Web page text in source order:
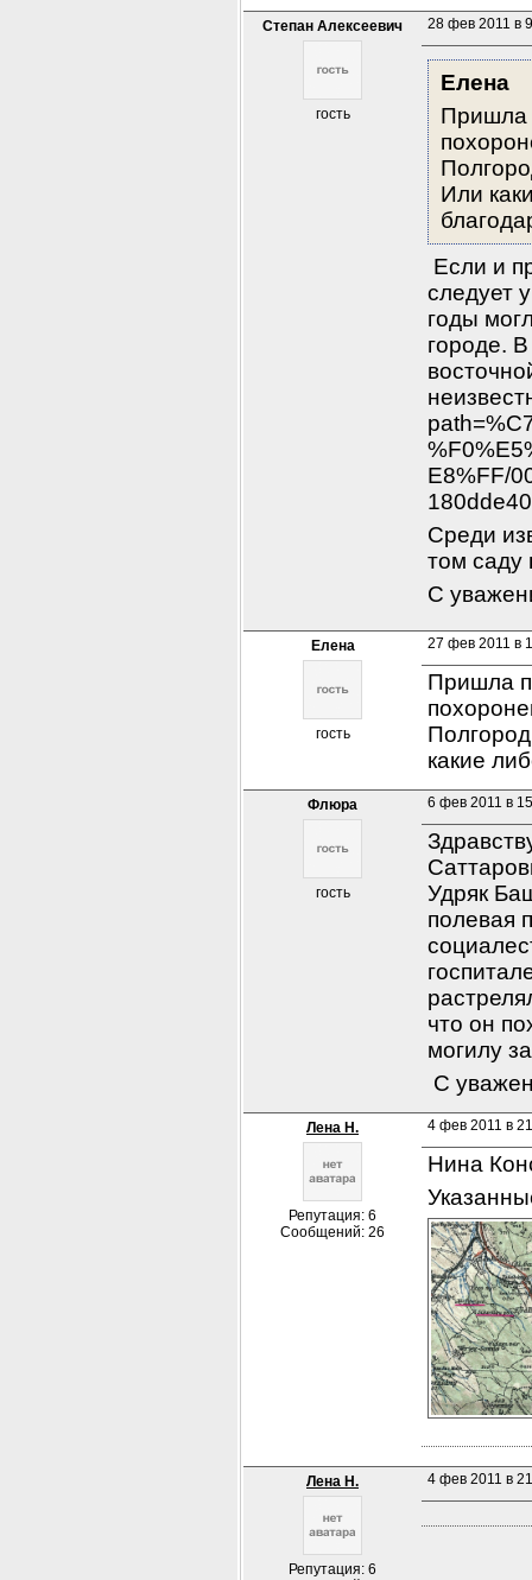
Степан Алексеевич
гость
28 фев 2011 в
Елена
Пришла
Или
Если и
следует
годы
городе.
E8%FF/
Среди
том саду
С
Елена
гость
27 фев 2011 в
Пришла
какие
Флюра
гость
6 фев 2011 в
Удряк
полевая
что он
могилу
С
Лена Н.
Репутация: 6
Сообщений: 26
4 фев 2011 в
Нина
Лена Н.
Репутация: 6
4 фев 2011 в